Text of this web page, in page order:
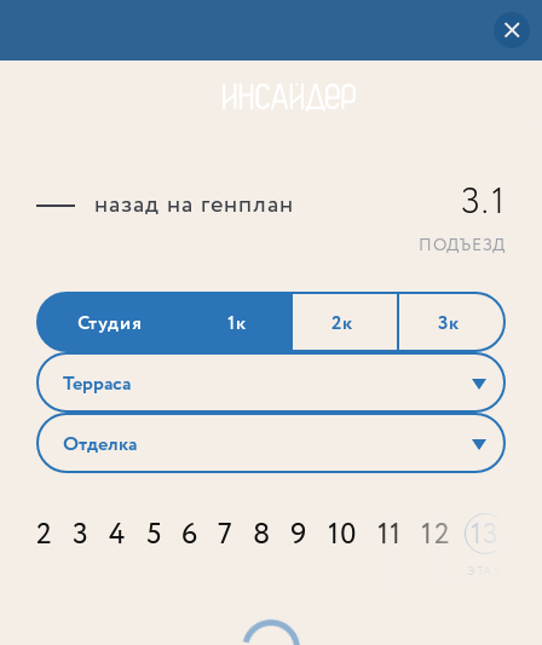
назад на генплан 3.1
ПОДЪЕЗД
Студия 1к 2к 3к
Терраса
Отделка
2 3 4 5 6 7 8 9 10 11 12 13